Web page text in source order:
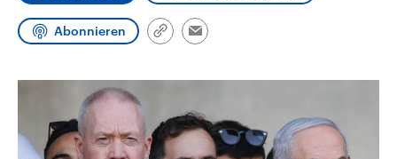
Abonnieren
Link
Email